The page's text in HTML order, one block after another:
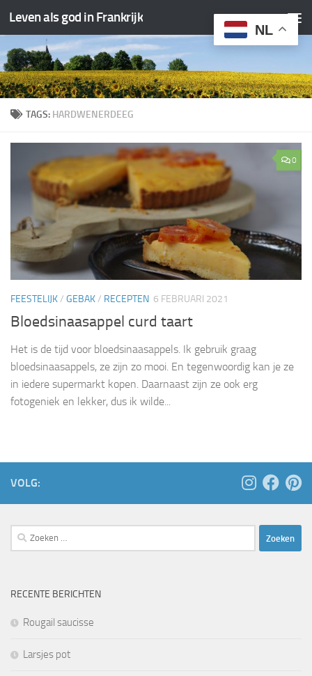
Doorgaan naar inhoud
Leven als god in Frankrijk
TAGS: HARDWENERDEEG
0
FEESTELIJK/ GEBAK/ RECEPTEN 6 FEBRUARI 2021
Bloedsinaasappel curd taart
Het is de tijd voor bloedsinaasappels. Ik gebruik graag
bloedsinaasappels, ze zijn zo mooi. En tegenwoordig kan je ze
in iedere supermarkt kopen. Daarnaast zijn ze ook erg
fotogeniek en lekker, dus ik wilde...
VOLG:
Zoeken
naar:
RECENTE BERICHTEN
Rougail saucisse
Larsjes pot
NL